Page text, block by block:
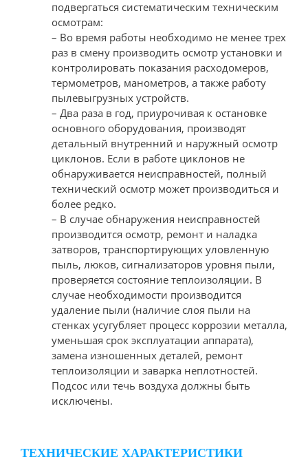
подвергаться систематическим техническим
осмотрам:
– Во время работы необходимо не менее трех
раз в смену производить осмотр установки и
контролировать показания расходомеров,
термометров, манометров, а также работу
пылевыгрузных устройств.
– Два раза в год, приурочивая к остановке
основного оборудования, производят
детальный внутренний и наружный осмотр
циклонов. Если в работе циклонов не
обнаруживается неисправностей, полный
технический осмотр может производиться и
более редко.
– В случае обнаружения неисправностей
производится осмотр, ремонт и наладка
затворов, транспортирующих уловленную
пыль, люков, сигнализаторов уровня пыли,
проверяется состояние теплоизоляции. В
случае необходимости производится
удаление пыли (наличие слоя пыли на
стенках усугубляет процесс коррозии металла,
уменьшая срок эксплуатации аппарата),
замена изношенных деталей, ремонт
теплоизоляции и заварка неплотностей.
Подсос или течь воздуха должны быть
исключены.
ТЕХНИЧЕСКИЕ ХАРАКТЕРИСТИКИ